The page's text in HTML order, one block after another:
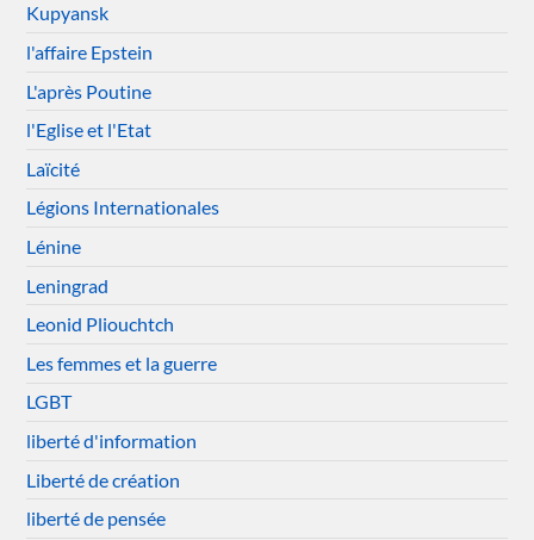
Kupyansk
l'affaire Epstein
L'après Poutine
l'Eglise et l'Etat
Laïcité
Légions Internationales
Lénine
Leningrad
Leonid Pliouchtch
Les femmes et la guerre
LGBT
liberté d'information
Liberté de création
liberté de pensée